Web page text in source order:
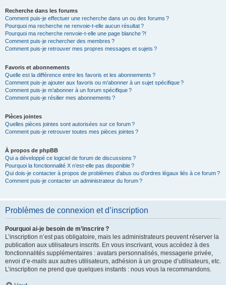
Recherche dans les forums
Comment puis-je effectuer une recherche dans un ou des forums ?
Pourquoi ma recherche ne renvoie-t-elle aucun résultat ?
Pourquoi ma recherche renvoie-t-elle une page blanche ?!
Comment puis-je rechercher des membres ?
Comment puis-je retrouver mes propres messages et sujets ?
Favoris et abonnements
Quelle est la différence entre les favoris et les abonnements ?
Comment puis-je ajouter aux favoris ou m’abonner à un sujet spécifique ?
Comment puis-je m’abonner à un forum spécifique ?
Comment puis-je résilier mes abonnements ?
Pièces jointes
Quelles pièces jointes sont autorisées sur ce forum ?
Comment puis-je retrouver toutes mes pièces jointes ?
À propos de phpBB
Qui a développé ce logiciel de forum de discussions ?
Pourquoi la fonctionnalité X n’est-elle pas disponible ?
Qui dois-je contacter à propos de problèmes d’abus ou d’ordres légaux liés à ce forum ?
Comment puis-je contacter un administrateur du forum ?
Problèmes de connexion et d’inscription
Pourquoi ai-je besoin de m’inscrire ?
L’inscription n’est pas obligatoire, mais les administrateurs peuvent réserver la
publication aux utilisateurs inscrits. En vous inscrivant, vous accédez à des
fonctionnalités supplémentaires : avatars personnalisés, messagerie privée,
envoi d’e-mails aux autres utilisateurs, adhésion à un groupe d’utilisateurs, etc.
L’inscription ne prend que quelques instants : nous vous la recommandons.